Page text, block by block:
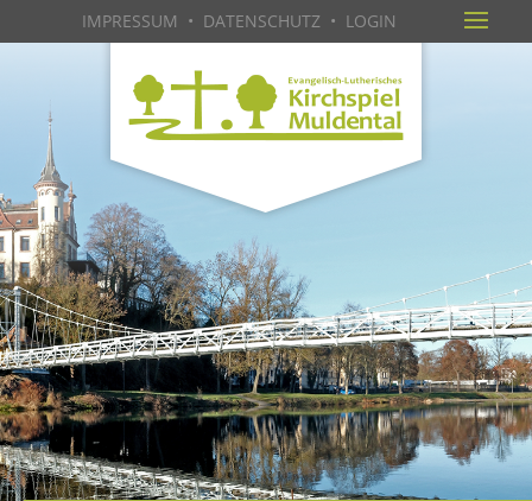
IMPRESSUM • DATENSCHUTZ • LOGIN